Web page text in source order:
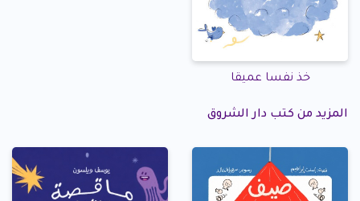
خذ نفسا عميقا
المزيد من كتب دار الشروق